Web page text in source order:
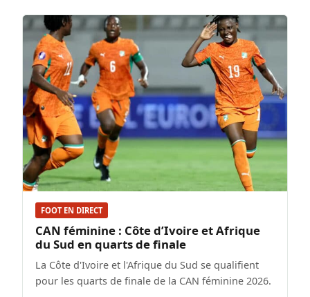
FOOT EN DIRECT
CAN féminine : Côte d’Ivoire et Afrique
du Sud en quarts de finale
La Côte d'Ivoire et l'Afrique du Sud se qualifient
pour les quarts de finale de la CAN féminine 2026.